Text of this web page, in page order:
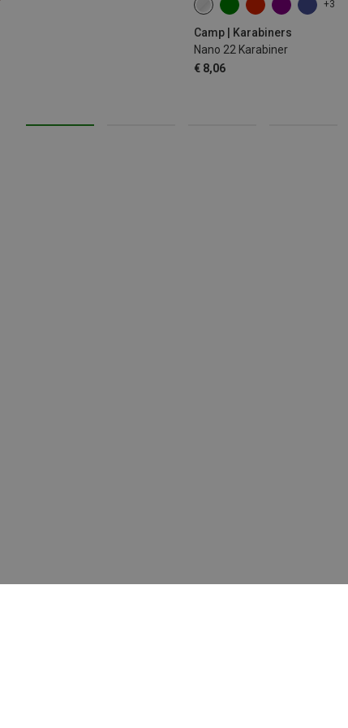
+3
Camp | Karabiners
Nano 22 Karabiner
€ 8,06